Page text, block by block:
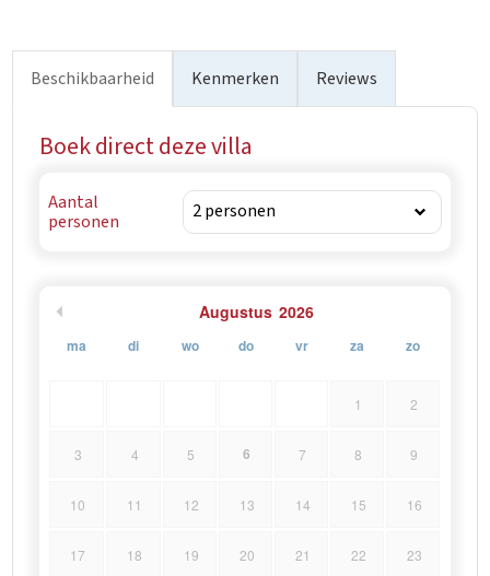
Beschikbaarheid Kenmerken Reviews
Boek direct deze villa
Aantal
personen
Augustus 2026
ma di wo do vr za zo
1 2
3 4 5 6 7 8 9
10 11 12 13 14 15 16
17 18 19 20 21 22 23